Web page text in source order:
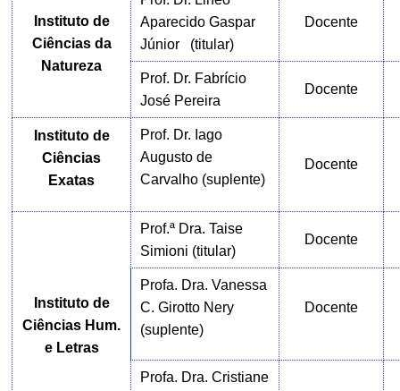
Instituto de
Ciências da
Natureza
Aparecido Gaspar
Júnior (titular)
Docente
Prof. Dr. Fabrício
José Pereira
Docente
Instituto de
Ciências
Exatas
Prof. Dr. Iago
Augusto de
Carvalho (suplente)
Docente
Instituto de
Ciências Hum.
e Letras
Prof.ª Dra. Taise
Simioni (titular)
Docente
Profa. Dra. Vanessa
C. Girotto Nery
(suplente)
Docente
Profa. Dra. Cristiane